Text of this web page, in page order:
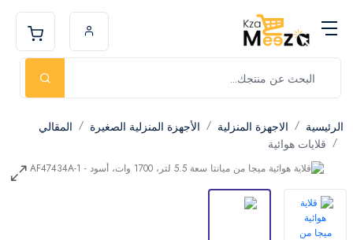
الرئيسية الاجهزة المنزلية الأجهزة المنزلية الصغيرة
المقالي
قلايات هوائية